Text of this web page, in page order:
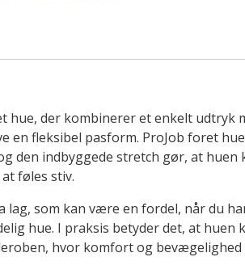
hue, der kombinerer et enkelt udtryk
en fleksibel pasform. ProJob foret
den indbyggede stretch gør, at huen
føles stiv.
lag, som kan være en fordel, når du
hue. I praksis betyder det, at huen
hvor komfort og